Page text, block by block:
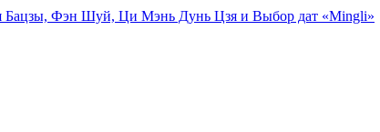
Бацзы, Фэн Шуй, Ци Мэнь Дунь Цзя и Выбор дат «Mingli»